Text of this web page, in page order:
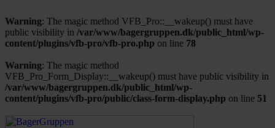
Warning: The magic method VFB_Pro::__wakeup() must have
public visibility in /var/www/bagergruppen.dk/public_html/wp-
content/plugins/vfb-pro/vfb-pro.php on line 78
Warning: The magic method
VFB_Pro_Form_Display::__wakeup() must have public visibility in
/var/www/bagergruppen.dk/public_html/wp-
content/plugins/vfb-pro/public/class-form-display.php on line 51